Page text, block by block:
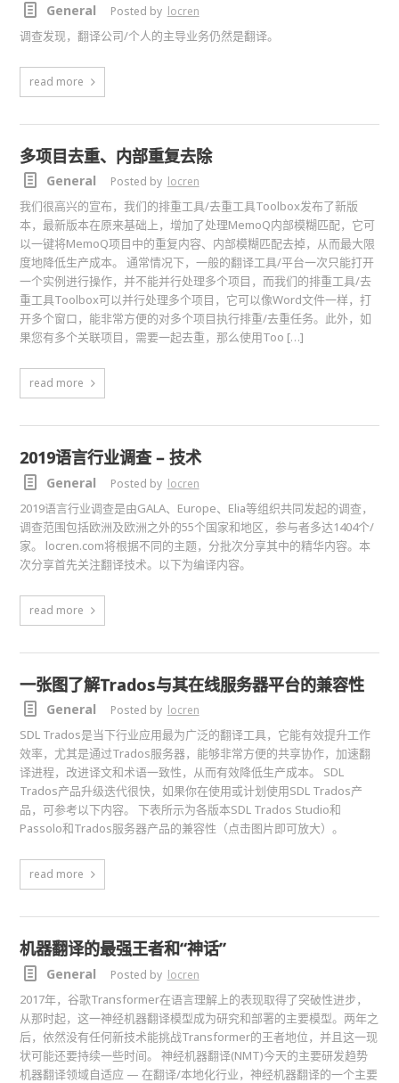
General Posted by locren
调查发现，翻译公司/个人的主导业务仍然是翻译。
read more
多项目去重、内部重复去除
General Posted by locren
我们很高兴的宣布，我们的排重工具/去重工具Toolbox发布了新版
本，最新版本在原来基础上，增加了处理MemoQ内部模糊匹配，它可
以一键将MemoQ项目中的重复内容、内部模糊匹配去掉，从而最大限
度地降低生产成本。 通常情况下，一般的翻译工具/平台一次只能打开
一个实例进行操作，并不能并行处理多个项目，而我们的排重工具/去
重工具Toolbox可以并行处理多个项目，它可以像Word文件一样，打
开多个窗口，能非常方便的对多个项目执行排重/去重任务。此外，如
果您有多个关联项目，需要一起去重，那么使用Too […]
read more
2019语言行业调查 – 技术
General Posted by locren
2019语言行业调查是由GALA、Europe、Elia等组织共同发起的调查，
调查范围包括欧洲及欧洲之外的55个国家和地区，参与者多达1404个/
家。 locren.com将根据不同的主题，分批次分享其中的精华内容。本
次分享首先关注翻译技术。以下为编译内容。
read more
一张图了解Trados与其在线服务器平台的兼容性
General Posted by locren
SDL Trados是当下行业应用最为广泛的翻译工具，它能有效提升工作
效率，尤其是通过Trados服务器，能够非常方便的共享协作，加速翻
译进程，改进译文和术语一致性，从而有效降低生产成本。 SDL
Trados产品升级迭代很快，如果你在使用或计划使用SDL Trados产
品，可参考以下内容。 下表所示为各版本SDL Trados Studio和
Passolo和Trados服务器产品的兼容性（点击图片即可放大）。
read more
机器翻译的最强王者和“神话”
General Posted by locren
2017年，谷歌Transformer在语言理解上的表现取得了突破性进步，
从那时起，这一神经机器翻译模型成为研究和部署的主要模型。两年之
后，依然没有任何新技术能挑战Transformer的王者地位，并且这一现
状可能还要持续一些时间。 神经机器翻译(NMT)今天的主要研发趋势
机器翻译领域自适应 — 在翻译/本地化行业，神经机器翻译的一个主要